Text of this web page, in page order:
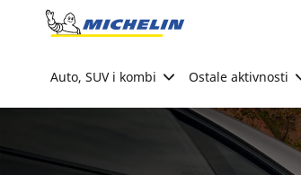
Go to page content
Auto, SUV i kombi Ostale aktivnosti